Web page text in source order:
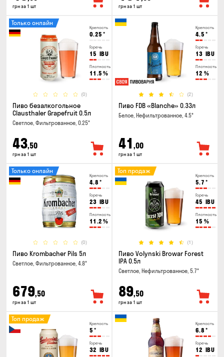
грн за 1 шт грн за 1 шт
Крепость
0.25 °
Горечь
15 IBU
Плотность
11.5 %
(0)
Только онлайн
Пиво безалкогольное
Clausthaler Grapefruit 0.5л
Светлое, Фильтрованное, 0.25°
43,50
грн за 1 шт
Крепость
4.5 °
Горечь
13 IBU
Плотность
12 %
(2)
Пиво FDB «Blanche» 0.33л
Белое, Нефильтрованное, 4.5°
41 ,00
грн за 1 шт
Крепость
4.8 °
Горечь
23 IBU
Плотность
11.2 %
(0)
Только онлайн
Пиво Krombacher Pils 5л
Светлое, Фильтрованное, 4.8°
679,50
грн за 1 шт
Крепость
5.7 °
Горечь
45 IBU
Плотность
15 %
(1)
Топ продаж
Пиво Volynski Browar Forest
IPA 0.5л
Светлое, Нефильтрованное, 5.7°
89,50
грн за 1 шт
Крепость
5 °
Горечь
32 IBU
Топ продаж
Крепость
6.8 °
Горечь
12 IBU